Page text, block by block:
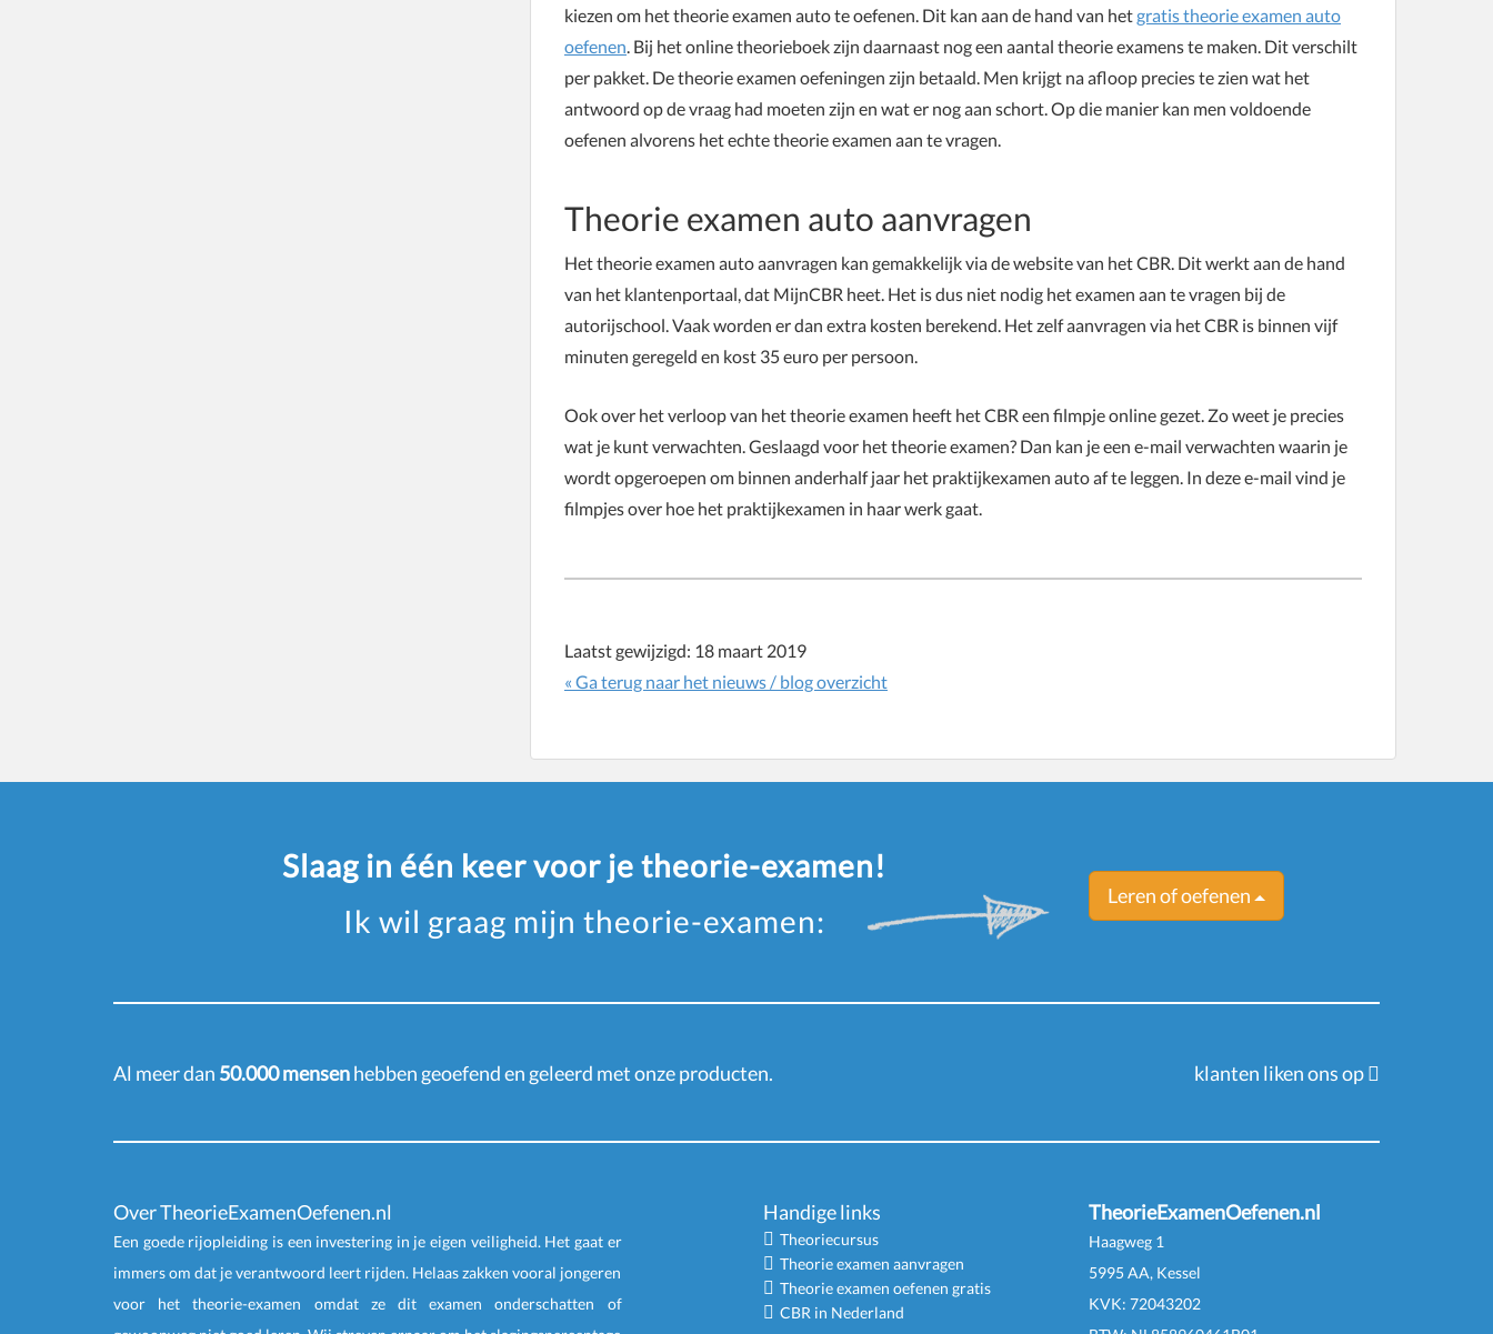
kiezen om het theorie examen auto te oefenen. Dit kan aan de hand van hetgratis theorie examen auto
oefenen. Bij het online theorieboek zijn daarnaast nog een aantal theorie examens te maken. Dit verschilt
per pakket. De theorie examen oefeningen zijn betaald. Men krijgt na afloop precies te zien wat het
antwoord op de vraag had moeten zijn en wat er nog aan schort. Op die manier kan men voldoende
oefenen alvorens het echte theorie examen aan te vragen.
Theorie examen auto aanvragen
Het theorie examen auto aanvragen kan gemakkelijk via de website van het CBR. Dit werkt aan de hand
van het klantenportaal, dat MijnCBR heet. Het is dus niet nodig het examen aan te vragen bij de
autorijschool. Vaak worden er dan extra kosten berekend. Het zelf aanvragen via het CBR is binnen vijf
minuten geregeld en kost 35 euro per persoon.
Ook over het verloop van het theorie examen heeft het CBR een filmpje online gezet. Zo weet je precies
wat je kunt verwachten. Geslaagd voor het theorie examen? Dan kan je een e-mail verwachten waarin je
wordt opgeroepen om binnen anderhalf jaar het praktijkexamen auto af te leggen. In deze e-mail vind je
filmpjes over hoe het praktijkexamen in haar werk gaat.
Laatst gewijzigd: 18 maart 2019
« Ga terug naar het nieuws / blog overzicht
Slaag in één keer voor je theorie-examen!
Ik wil graag mijn theorie-examen:
Leren of oefenen
Al meer dan 50.000 mensenhebben geoefend en geleerd met onze producten. klanten liken ons op
Over TheorieExamenOefenen.nl
Een goede rijopleiding is een investering in je eigen veiligheid. Het gaat er
immers om dat je verantwoord leert rijden. Helaas zakken vooral jongeren
voor het theorie-examen omdat ze dit examen onderschatten of
Handige links
Theoriecursus
Theorie examen aanvragen
Theorie examen oefenen gratis
CBR in Nederland
TheorieExamenOefenen.nl
Haagweg 1
5995 AA, Kessel
KVK: 72043202